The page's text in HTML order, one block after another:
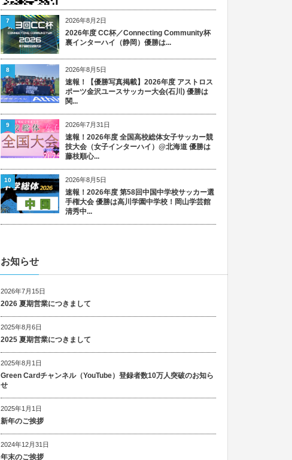
2026年8月2日
2026年度 CC杯／Connecting Community杯
裏インターハイ（静岡）優勝は...
7
2026年8月5日
速報！【優勝写真掲載】2026年度 アストロス
ポーツ金沢ユースサッカー大会(石川) 優勝は
関...
8
2026年7月31日
速報！2026年度 全国高校総体女子サッカー競
技大会（女子インターハイ）@北海道 優勝は
藤枝順心...
9
2026年8月5日
速報！2026年度 第58回中国中学校サッカー選
手権大会 優勝は高川学園中学校！岡山学芸館
清秀中...
10
お知らせ
2026年7月15日
2026 夏期営業につきまして
2025年8月6日
2025 夏期営業につきまして
2025年8月1日
Green Cardチャンネル（YouTube）登録者数10万人突破のお知ら
せ
2025年1月1日
新年のご挨拶
2024年12月31日
年末のご挨拶